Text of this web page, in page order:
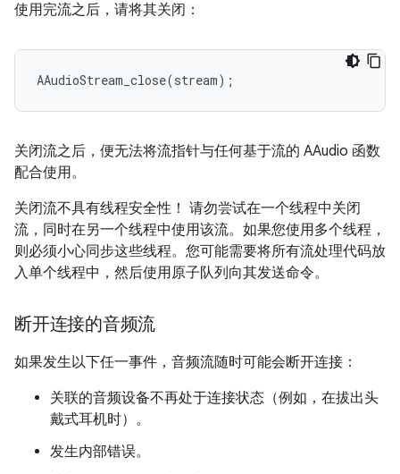
使用完流之后，请将其关闭：
AAudioStream_close(stream);
关闭流之后，便无法将流指针与任何基于流的 AAudio 函数
配合使用。
关闭流不具有线程安全性！ 请勿尝试在一个线程中关闭
流，同时在另一个线程中使用该流。如果您使用多个线程，
则必须小心同步这些线程。您可能需要将所有流处理代码放
入单个线程中，然后使用原子队列向其发送命令。
断开连接的音频流
如果发生以下任一事件，音频流随时可能会断开连接：
关联的音频设备不再处于连接状态（例如，在拔出头
戴式耳机时）。
发生内部错误。